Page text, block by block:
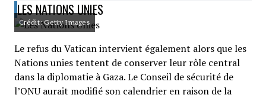
LES NATIONS UNIES
Crédit: Getty Images
Le refus du Vatican intervient également alors que les
Nations unies tentent de conserver leur rôle central
dans la diplomatie à Gaza. Le Conseil de sécurité de
l’ONU aurait modifié son calendrier en raison de la